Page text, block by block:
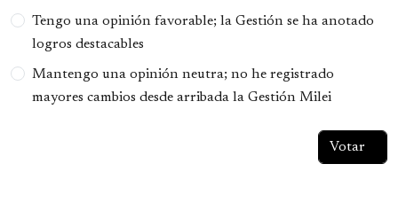
Tengo una opinión favorable; la Gestión se ha anotado
logros destacables
Mantengo una opinión neutra; no he registrado
mayores cambios desde arribada la Gestión Milei